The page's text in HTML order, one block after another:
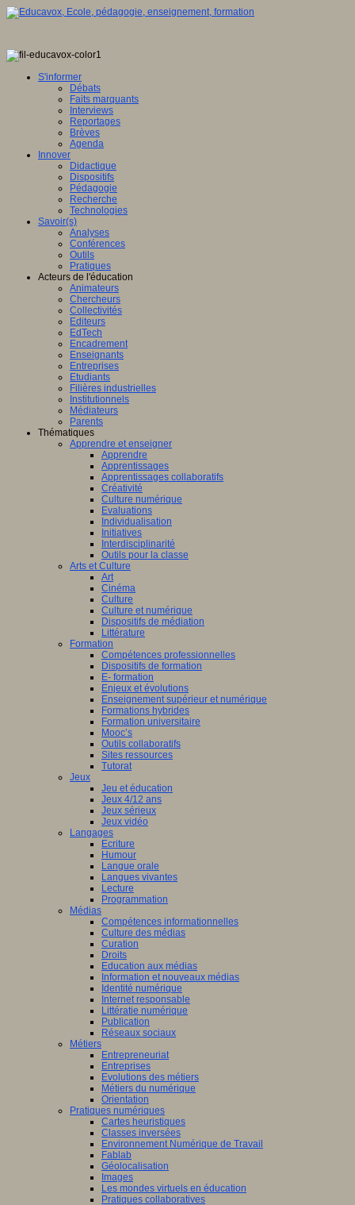
S'informer
Débats
Faits marquants
Interviews
Reportages
Brèves
Agenda
Innover
Didactique
Dispositifs
Pédagogie
Recherche
Technologies
Savoir(s)
Analyses
Conférences
Outils
Pratiques
Acteurs de l'éducation
Animateurs
Chercheurs
Collectivités
Editeurs
EdTech
Encadrement
Enseignants
Entreprises
Etudiants
Filières industrielles
Institutionnels
Médiateurs
Parents
Thématiques
Apprendre et enseigner
Apprendre
Apprentissages
Apprentissages collaboratifs
Créativité
Culture numérique
Evaluations
Individualisation
Initiatives
Interdisciplinarité
Outils pour la classe
Arts et Culture
Art
Cinéma
Culture
Culture et numérique
Dispositifs de médiation
Littérature
Formation
Compétences professionnelles
Dispositifs de formation
E- formation
Enjeux et évolutions
Enseignement supérieur et numérique
Formations hybrides
Formation universitaire
Mooc’s
Outils collaboratifs
Sites ressources
Tutorat
Jeux
Jeu et éducation
Jeux 4/12 ans
Jeux sérieux
Jeux vidéo
Langages
Ecriture
Humour
Langue orale
Langues vivantes
Lecture
Programmation
Médias
Compétences informationnelles
Culture des médias
Curation
Droits
Education aux médias
Information et nouveaux médias
Identité numérique
Internet responsable
Littératie numérique
Publication
Réseaux sociaux
Métiers
Entrepreneuriat
Entreprises
Evolutions des métiers
Métiers du numérique
Orientation
Pratiques numériques
Cartes heuristiques
Classes inversées
Environnement Numérique de Travail
Fablab
Géolocalisation
Images
Les mondes virtuels en éducation
Pratiques collaboratives